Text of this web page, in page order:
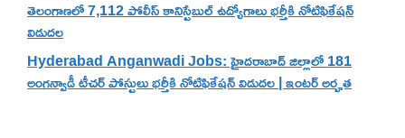
తెలంగాణలో 7,112 పోలీస్ కానిస్టేబుల్ ఉద్యోగాలు భర్తీకి నోటిఫికేషన్
విడుదల
Hyderabad Anganwadi Jobs: హైదరాబాద్ జిల్లాలో 181
అంగన్వాడీ టీచర్ పోస్టులు భర్తీకి నోటిఫికేషన్ విడుదల | ఇంటర్ అర్హత